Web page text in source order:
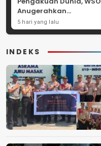
Anugerahkan
Penghargaan
Internasional untuk
5 hari yang lalu
INDEKS